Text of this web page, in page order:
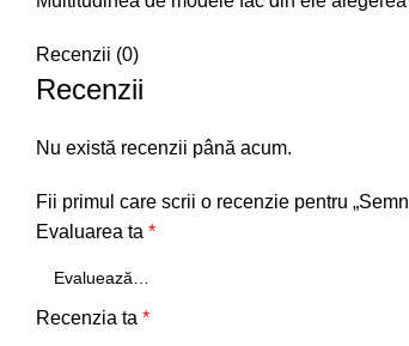
Recenzii (0)
Recenzii
Nu există recenzii până acum.
Fii primul care scrii o recenzie pentru
Evaluarea ta *
Recenzia ta *